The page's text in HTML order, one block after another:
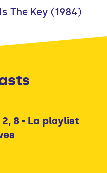
The Key (1984)
8 - La playlist